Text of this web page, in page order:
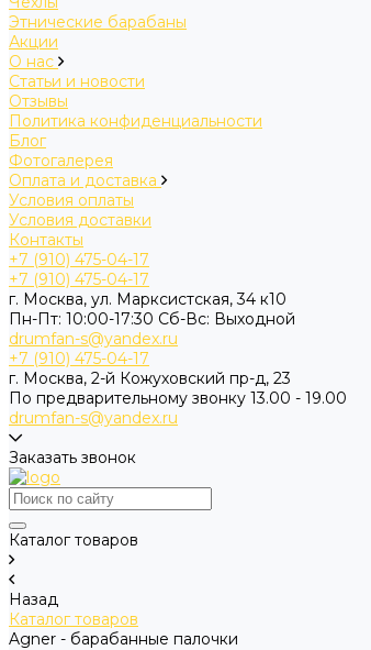
Этнические барабаны
Акции
О нас
Статьи и новости
Отзывы
Политика конфиденциальности
Блог
Фотогалерея
Оплата и доставка
Условия оплаты
Условия доставки
Контакты
+7 (910) 475-04-17
+7 (910) 475-04-17
г. Москва, ул. Марксистская, 34 к10
Пн-Пт: 10:00-17:30 Cб-Вс: Выходной
drumfan-s@yandex.ru
+7 (910) 475-04-17
г. Москва, 2-й Кожуховский пр-д, 23
По предварительному звонку 13.00 - 19.00
drumfan-s@yandex.ru
Заказать звонок
Каталог товаров
Назад
Каталог товаров
Agner - барабанные палочки